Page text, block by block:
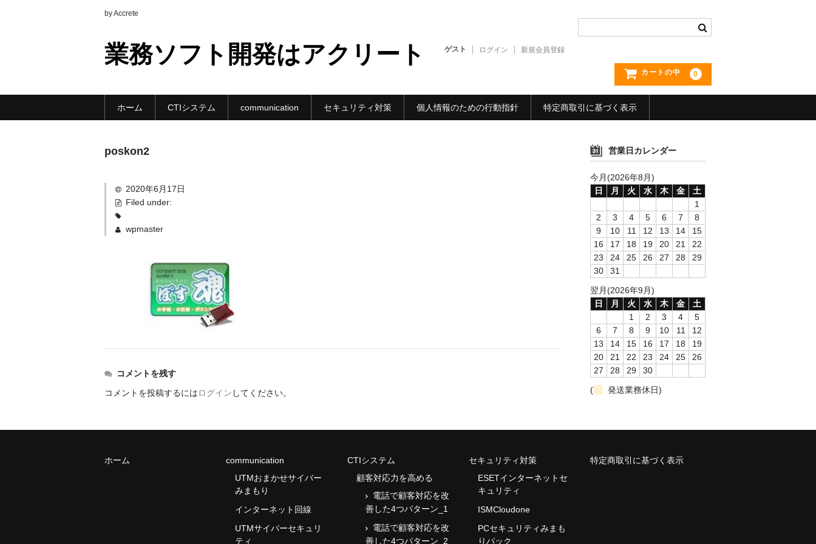
by Accrete
業務ソフト開発はアクリート ゲスト ログイン 新規会員登録
カートの中 0
ホーム CTIシステム communication セキュリティ対策 個人情報のための行動指針 特定商取引に基づく表示
poskon2
2020年6月17日
Filed under:
wpmaster
コメントを残す
コメントを投稿するにはログイン してください。
営業日カレンダー
今月(2026年8月)
日
月 火 水 木 金
土
1
2
3 4 5 6 7
8
9
10 11 12 13 14
15
16
17 18 19 20 21
22
23
24 25 26 27 28
29
30
31
翌月(2026年9月)
日
月 火 水 木 金
土
1
2 3 4
5
6
7 8 9 10 11
12
13
14 15 16 17 18
19
20
21 22 23 24 25
26
27
28 29
30
(
発送業務休日)
ホーム
communication
UTMおまかせサイバー
みまもり
インターネット回線
UTMサイバーセキュリ
ティ
CTIシステム
顧客対応力を高める
電話で顧客対応を改
善した4つパターン_1
電話で顧客対応を改
善した4つパターン_2
セキュリティ対策
ESETインターネットセ
キュリティ
ISMCloudone
PCセキュリティみまも
りパック
特定商取引に基づく表示